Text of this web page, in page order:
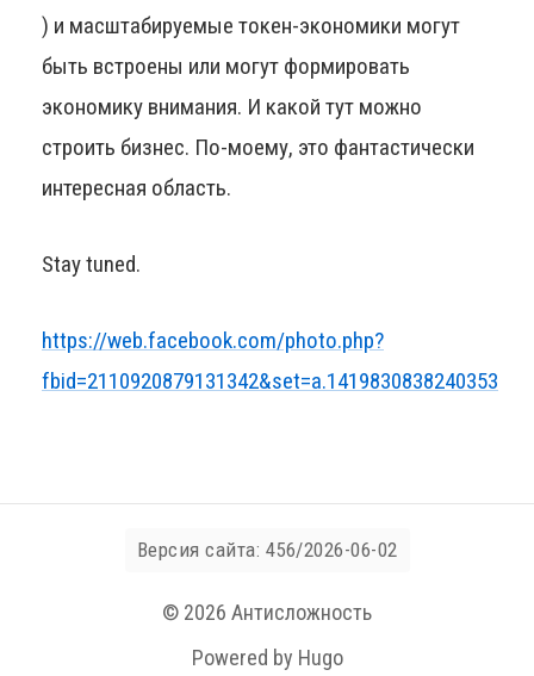
) и масштабируемые токен-экономики могут
быть встроены или могут формировать
экономику внимания. И какой тут можно
строить бизнес. По-моему, это фантастически
интересная область.
Stay tuned.
https://web.facebook.com/photo.php?
fbid=2110920879131342&set=a.1419830838240353
Версия сайта: 456/2026-06-02
© 2026 Антисложность
Powered by Hugo